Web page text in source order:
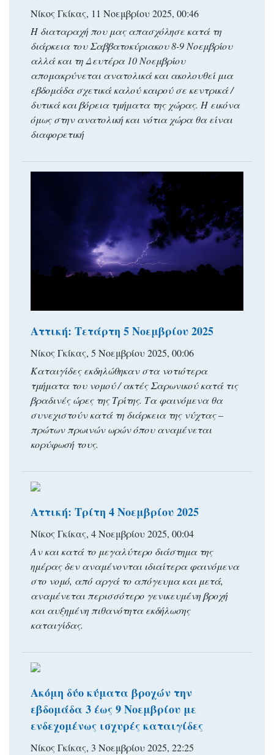
Νίκος Γκίκας, 11 Νοεμβρίου 2025, 00:46
Η διαταραχή που μας απασχόλησε κατά τη
διάρκεια του Σαββατοκύριακου 8-9 Νοεμβρίου
αλλά και τη Δευτέρα 10 Νοεμβρίου
απομακρύνεται ανατολικά και ακολουθεί μια
εβδομάδα σχετικά καλού καιρού σε κεντρικά /
δυτικά και βόρεια τμήματα της χώρας. Η εικόνα
όμως στην ανατολική και νότια χώρα θα είναι
διαφορετική
Αττική: Τετάρτη 5 Νοεμβρίου 2025
Νίκος Γκίκας, 5 Νοεμβρίου 2025, 00:06
Καταιγίδες εκδηλώθηκαν στα νοτιότερα
τμήματα του νομού / ακτές Σαρωνικού κατά τις
βραδινές ώρες της Τρίτης. Τα φαινόμενα θα
συνεχιστούν κατά τη διάρκεια της νύχτας –
πρώτων πρωινών ωρών όπου αναμένεται
κορύφωσή τους.
Αττική: Τρίτη 4 Νοεμβρίου 2025
Νίκος Γκίκας, 4 Νοεμβρίου 2025, 00:04
Αν και κατά το μεγαλύτερο διάστημα της
ημέρας δεν αναμένονται ιδιαίτερα φαινόμενα
στο νομό, από αργά το απόγευμα και μετά,
αναμένεται περισσότερο γενικευμένη βροχή
και αυξημένη πιθανότητα εκδήλωσης
καταιγίδας.
Ακόμη δύο κύματα βροχών την
εβδομάδα 3 έως 9 Νοεμβρίου με
ενδεχομένως ισχυρές καταιγίδες
Νίκος Γκίκας, 3 Νοεμβρίου 2025, 22:25